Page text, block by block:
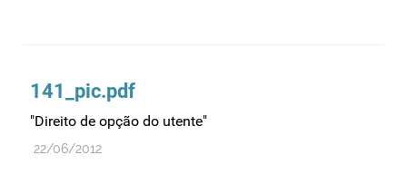
141_pic.pdf
"Direito de opção do utente"
22/06/2012